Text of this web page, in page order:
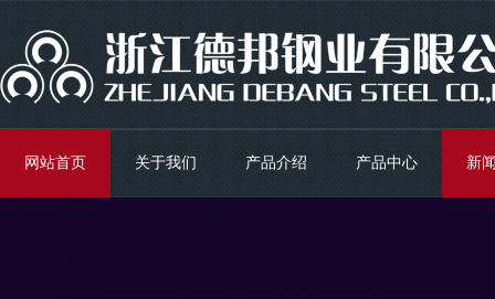
网站首页 关于我们 产品介绍 产品中心 新